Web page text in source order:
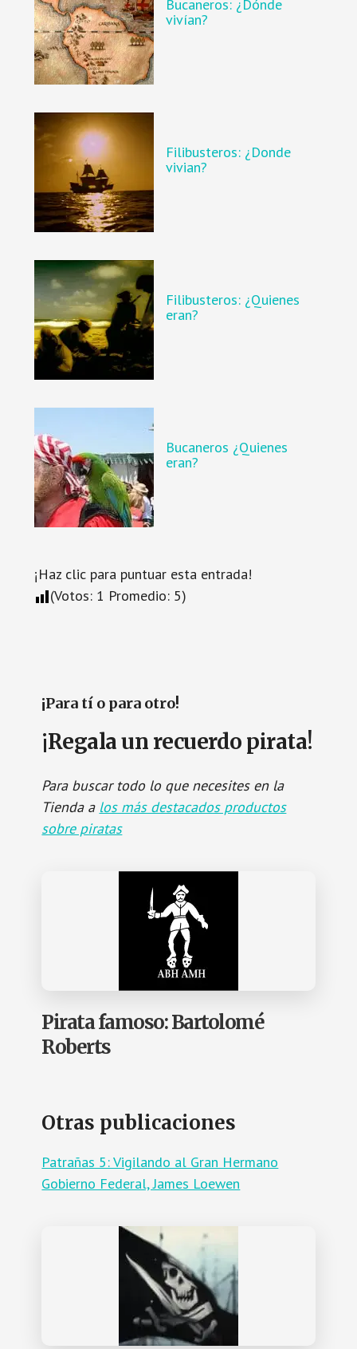
Bucaneros: ¿Dónde
vivían?
Filibusteros: ¿Donde
vivian?
Filibusteros: ¿Quienes
eran?
Bucaneros ¿Quienes
eran?
¡Haz clic para puntuar esta entrada!
(Votos: 1 Promedio: 5)
¡Para tí o para otro!
¡Regala un recuerdo pirata!
Para buscar todo lo que necesites en la
Tienda a los más destacados productos
sobre piratas
Pirata famoso: Bartolomé
Roberts
Otras publicaciones
Patrañas 5: Vigilando al Gran Hermano
Gobierno Federal, James Loewen